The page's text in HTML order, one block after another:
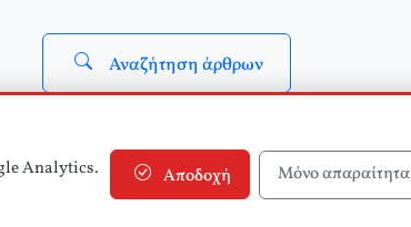
Αναζήτηση άρθρων
Analytics.
Αποδοχή Μόνο απαραίτητα